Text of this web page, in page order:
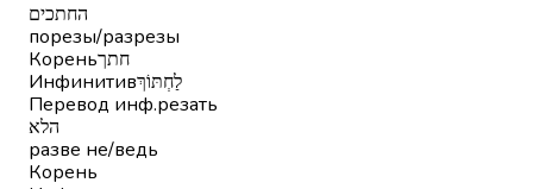
החתכים
порезы/разрезы
Кореньחתך
Инфинитивלַחְתּוֹךְ
Перевод инф.резать
הלא
разве не/ведь
Корень